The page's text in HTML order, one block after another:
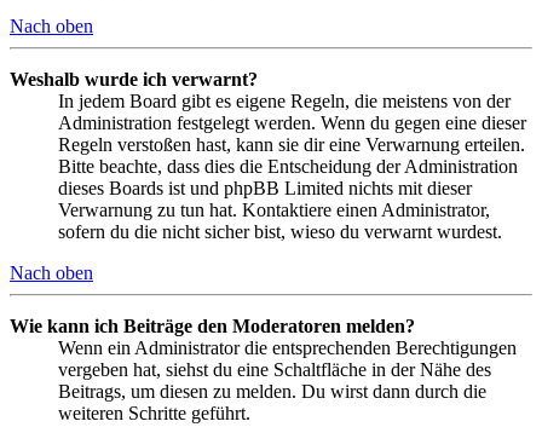
Nach oben
Weshalb wurde ich verwarnt?
In jedem Board gibt es eigene Regeln, die meistens von der
Administration festgelegt werden. Wenn du gegen eine dieser
Regeln verstoßen hast, kann sie dir eine Verwarnung erteilen.
Bitte beachte, dass dies die Entscheidung der Administration
dieses Boards ist und phpBB Limited nichts mit dieser
Verwarnung zu tun hat. Kontaktiere einen Administrator,
sofern du die nicht sicher bist, wieso du verwarnt wurdest.
Nach oben
Wie kann ich Beiträge den Moderatoren melden?
Wenn ein Administrator die entsprechenden Berechtigungen
vergeben hat, siehst du eine Schaltfläche in der Nähe des
Beitrags, um diesen zu melden. Du wirst dann durch die
weiteren Schritte geführt.